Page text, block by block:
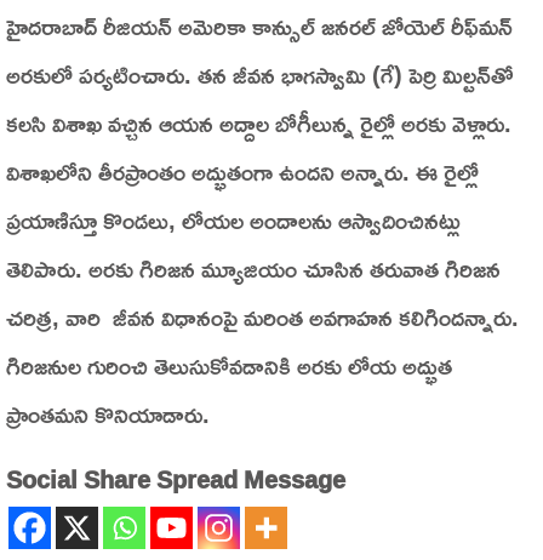
హైదరాబాద్‌ రీజియన్‌ అమెరికా కాన్సుల్‌ జనరల్‌ జోయెల్‌ రీఫ్‌మన్‌
అరకులో పర్యటించారు. తన జీవన భాగస్వామి (గే) పెర్రి మిల్టన్‌తో
కలసి విశాఖ వచ్చిన ఆయన అద్దాల బోగీలున్న రైల్లో అరకు వెళ్లారు.
విశాఖలోని తీరప్రాంతం అద్భుతంగా ఉందని అన్నారు. ఈ రైల్లో
ప్రయాణిస్తూ కొండలు, లోయల అందాలను ఆస్వాదించినట్లు
తెలిపారు. అరకు గిరిజన మ్యూజియం చూసిన తరువాత గిరిజన
చరిత్ర, వారి జీవన విధానంపై మరింత అవగాహన కలిగిందన్నారు.
గిరిజనుల గురించి తెలుసుకోవడానికి అరకు లోయ అద్భుత
ప్రాంతమని కొనియాడారు.
Social Share Spread Message